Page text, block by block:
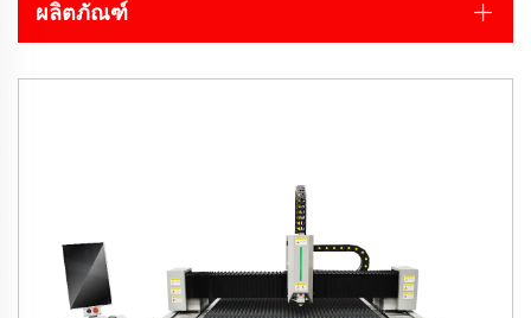
ผลิตภัณฑ์